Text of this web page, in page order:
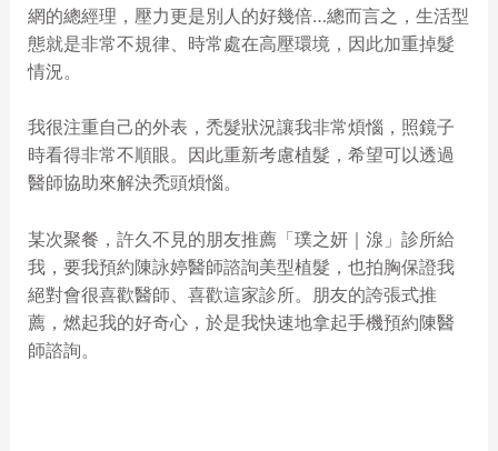
網的總經理，壓力更是別人的好幾倍…總而言之，生活型
態就是非常不規律、時常處在高壓環境，因此加重掉髮
情況。
我很注重自己的外表，禿髮狀況讓我非常煩惱，照鏡子
時看得非常不順眼。因此重新考慮植髮，希望可以透過
醫師協助來解決禿頭煩惱。
某次聚餐，許久不見的朋友推薦「璞之妍｜湶」診所給
我，要我預約陳詠婷醫師諮詢美型植髮，也拍胸保證我
絕對會很喜歡醫師、喜歡這家診所。朋友的誇張式推
薦，燃起我的好奇心，於是我快速地拿起手機預約陳醫
師諮詢。